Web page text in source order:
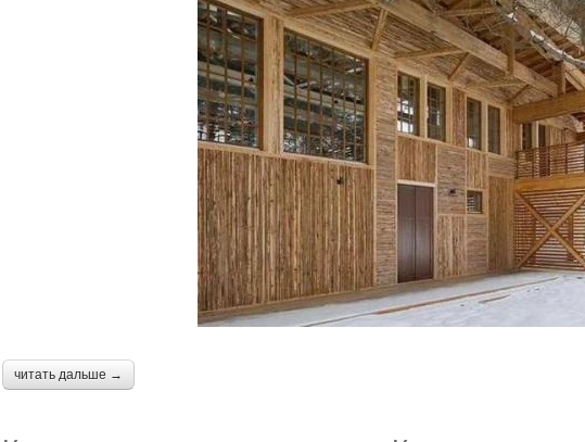
читать дальше →